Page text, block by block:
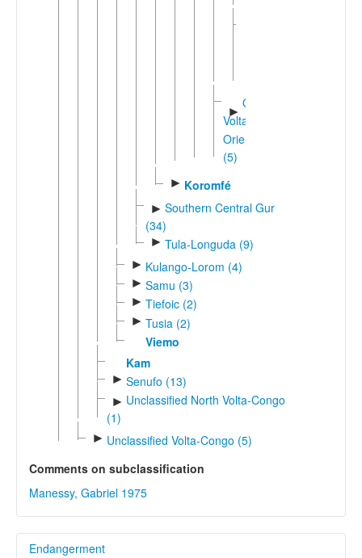
►
Oti-
Volta
Oriental
(5)
► Koromfé
► Southern Central Gur
(34)
► Tula-Longuda (9)
► Kulango-Lorom (4)
► Samu (3)
► Tiefoic (2)
► Tusia (2)
Viemo
Kam
► Senufo (13)
► Unclassified North Volta-Congo
(1)
► Unclassified Volta-Congo (5)
Comments on subclassification
Manessy, Gabriel 1975
Endangerment